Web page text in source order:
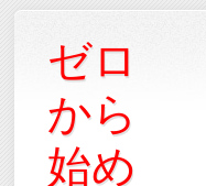
ゼロ
から
始め